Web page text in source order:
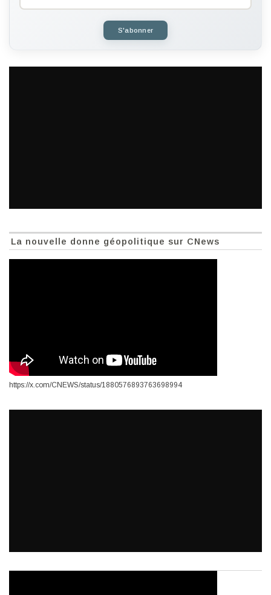
S'abonner
La nouvelle donne géopolitique sur CNews
https://x.com/CNEWS/status/1880576893763698994